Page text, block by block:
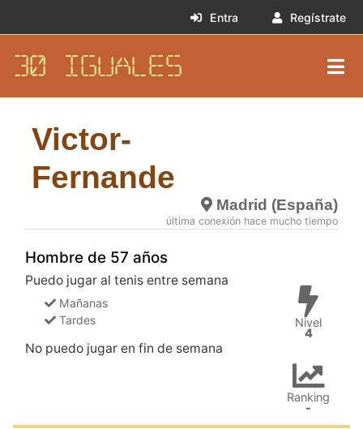
Entra Regístrate
30 IGUALES
Victor-
Fernande
Madrid (España)
última conexión hace mucho tiempo
Hombre de 57 años
Puedo jugar al tenis entre semana
Mañanas
Tardes
No puedo jugar en fin de semana
Nivel
4
Ranking
-